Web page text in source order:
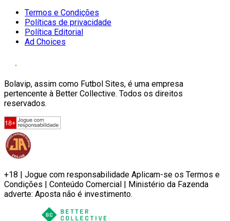
Termos e Condições
Políticas de privacidade
Política Editorial
Ad Choices
Bolavip, assim como Futbol Sites, é uma empresa
pertencente à Better Collective. Todos os direitos
reservados.
+18 | Jogue com responsabilidade Aplicam-se os Termos e
Condições | Conteúdo Comercial | Ministério da Fazenda
adverte: Aposta não é investimento.